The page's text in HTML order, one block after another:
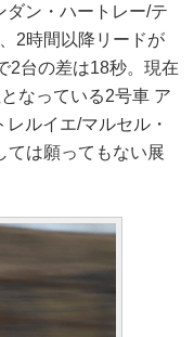
ン・ハートレー/テ
2時間以降リードが
2台の差は18秒。現在
なっている2号車 ア
ルイエ/マルセル・
ては願ってもない展